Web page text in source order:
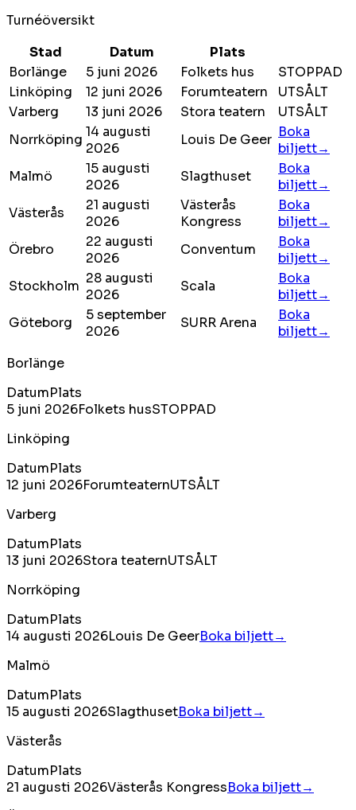
Turnéöversikt
Stad
Datum
Plats
Borlänge
5 juni 2026 Folkets hus
STOPPAD
Linköping
12 juni 2026 Forumteatern
UTSÅLT
Varberg
13 juni 2026 Stora teatern
UTSÅLT
Norrköping 14 augusti
2026
Louis De Geer Boka
biljett→
Malmö
15 augusti
2026
Slagthuset
Boka
biljett→
Västerås
21 augusti
2026
Västerås
Kongress
Boka
biljett→
Örebro
22 augusti
2026
Conventum
Boka
biljett→
Stockholm 28 augusti
2026
Scala
Boka
biljett→
Göteborg
5 september
2026
SURR Arena
Boka
biljett→
Borlänge
DatumPlats
5 juni 2026Folkets husSTOPPAD
Linköping
DatumPlats
12 juni 2026ForumteaternUTSÅLT
Varberg
DatumPlats
13 juni 2026Stora teaternUTSÅLT
Norrköping
DatumPlats
14 augusti 2026Louis De GeerBoka biljett→
Malmö
DatumPlats
15 augusti 2026SlagthusetBoka biljett→
Västerås
DatumPlats
21 augusti 2026Västerås KongressBoka biljett→